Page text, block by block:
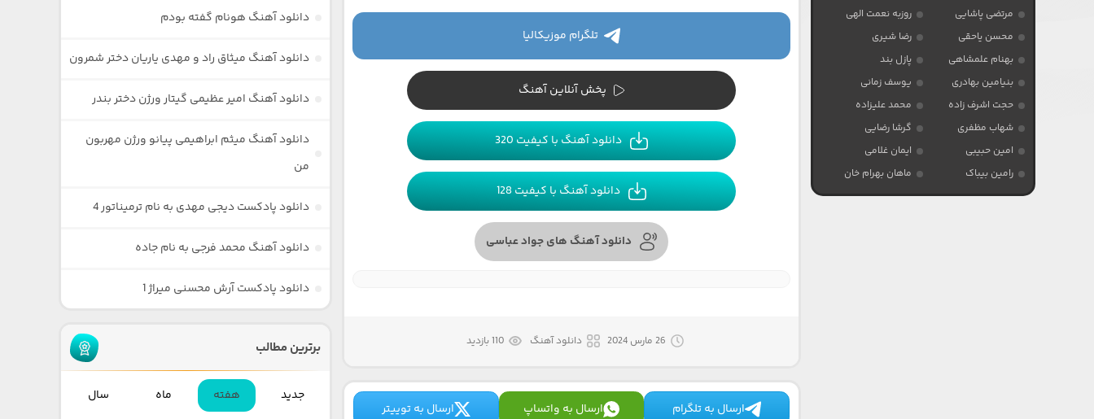
تلگرام موزیکالیا
پخش آنلاین آهنگ
دانلود آهنگ با کیفیت 320
دانلود آهنگ با کیفیت 128
دانلود آهنگ های جواد عباسی
26 مارس 2024 دانلود آهنگ 110 بازدید
ارسال به تلگرام ارسال به واتساپ ارسال به توییتر
مرتضی پاشایی
روزبه نعمت الهی
محسن یاحقی
رضا شیری
بهنام علمشاهی
پازل بند
بنیامین بهادری
یوسف زمانی
حجت اشرف زاده
محمد علیزاده
شهاب مظفری
گرشا رضایی
امین حبیبی
ایمان غلامی
رامین بیباک
ماهان بهرام خان
دانلود آهنگ هونام گفته بودم
دانلود آهنگ میثاق راد و مهدی یاریان دختر شمرون
دانلود آهنگ امیر عظیمی گیتار ورژن دختر بندر
دانلود آهنگ میثم ابراهیمی پیانو ورژن مهربون
من
دانلود پادکست دیجی مهدی به نام ترمیناتور 4
دانلود آهنگ محمد فرجی به نام جاده
دانلود پادکست آرش محسنی میراژ 1
برترین مطالب
جدید هفته ماه سال